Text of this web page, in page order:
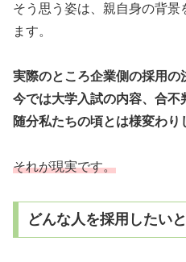
そう思う姿は、親自身の背
ます。
実際のところ企業側の採用の
今では大学入試の内容、合不
随分私たちの頃とは様変わり
それが現実です。
どんな人を採用したい